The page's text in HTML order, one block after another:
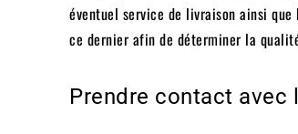
éventuel service de livraison ainsi
ce dernier afin de déterminer la
Prendre contact avec